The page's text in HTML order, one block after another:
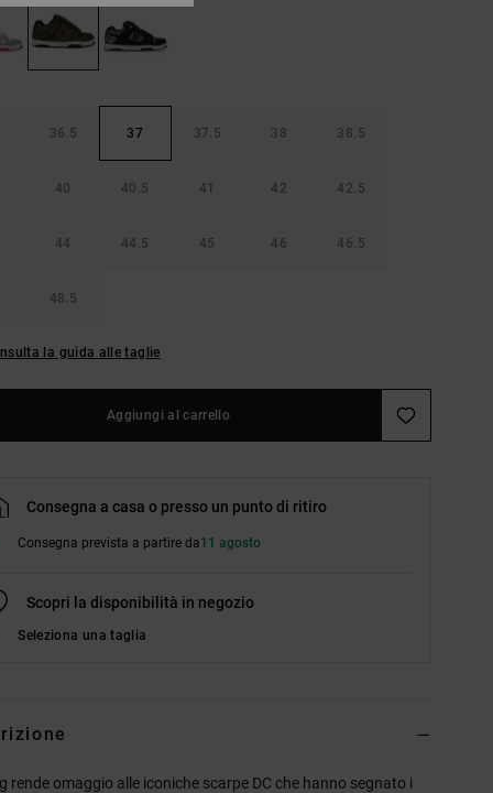
36.5 37 37.5 38 38.5
40 40.5 41 42 42.5
44 44.5 45 46 46.5
48.5
la guida alle taglie
Aggiungi al carrello
Consegna a casa o presso un punto di ritiro
Consegna prevista a partire da11 agosto
Scopri la disponibilità in negozio
Seleziona una taglia
rende omaggio alle iconiche scarpe DC che hanno segnato i